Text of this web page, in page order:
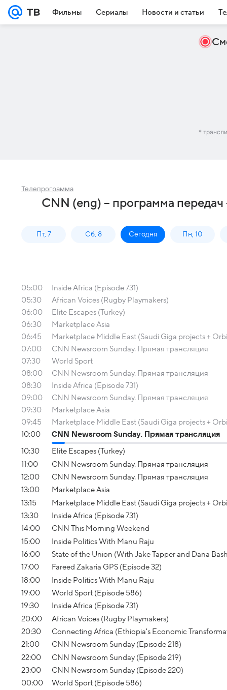
Фильмы Сериалы Новости и статьи
*
Телепрограмма
CNN (eng) – программа передач
Пт, 7 Сб, 8 Сегодня Пн, 10
05:00
Inside Africa (Episode 731)
05:30
African Voices (Rugby Playmakers)
06:00
Elite Escapes (Turkey)
06:30
Marketplace Asia
06:45
Marketplace Middle East (Saudi Giga projects +
07:00
CNN Newsroom Sunday. Прямая трансляция
07:30
World Sport
08:00
CNN Newsroom Sunday. Прямая трансляция
08:30
Inside Africa (Episode 731)
09:00
CNN Newsroom Sunday. Прямая трансляция
09:30
Marketplace Asia
09:45
Marketplace Middle East (Saudi Giga projects +
10:00
CNN Newsroom Sunday. Прямая трансляция
10:30
Elite Escapes (Turkey)
11:00
CNN Newsroom Sunday. Прямая трансляция
12:00
CNN Newsroom Sunday. Прямая трансляция
13:00
Marketplace Asia
13:15
Marketplace Middle East (Saudi Giga projects +
13:30
Inside Africa (Episode 731)
14:00
CNN This Morning Weekend
15:00
Inside Politics With Manu Raju
16:00
State of the Union (With Jake Tapper and Dana
17:00
Fareed Zakaria GPS (Episode 32)
18:00
Inside Politics With Manu Raju
19:00
World Sport (Episode 586)
19:30
Inside Africa (Episode 731)
20:00
African Voices (Rugby Playmakers)
20:30
Connecting Africa (Ethiopia's Economic
21:00
CNN Newsroom Sunday (Episode 218)
22:00
CNN Newsroom Sunday (Episode 219)
23:00
CNN Newsroom Sunday (Episode 220)
00:00
World Sport (Episode 586)